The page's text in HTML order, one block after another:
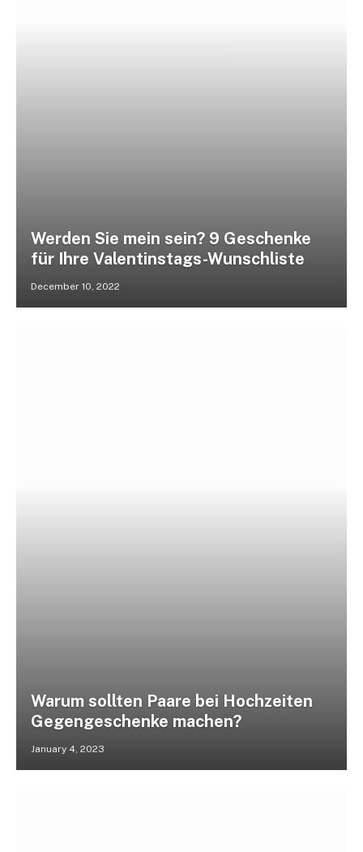
Werden Sie mein sein? 9 Geschenke
für Ihre Valentinstags-Wunschliste
December 10, 2022
Warum sollten Paare bei Hochzeiten
Gegengeschenke machen?
January 4, 2023